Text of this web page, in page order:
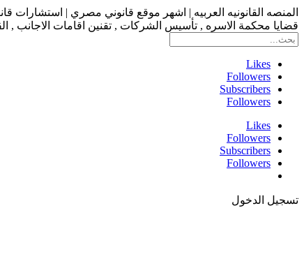
المنصه القانونيه العربيه | اشهر موقع قانوني مصري |
قضايا محكمة الاسره , تأسيس الشركات , تقنين اقامات الاجانب ,
Likes
Followers
Subscribers
Followers
Likes
Followers
Subscribers
Followers
تسجيل الدخول